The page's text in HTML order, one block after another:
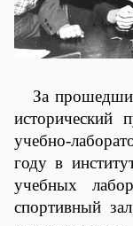
За
исторический
учебно-
году в
учебных
спортивный